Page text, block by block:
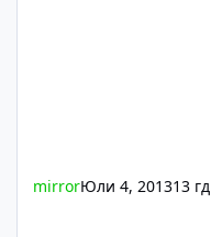
mirrorЮли 4, 201313 гд